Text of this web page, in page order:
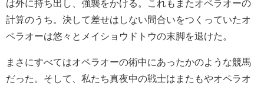
は外に持ち出し、強襲をかける。これもまたオペラオーの
計算のうち。決して差せはしない間合いをつくっていたオ
ペラオーは悠々とメイショウドトウの末脚を退けた。
まさにすべてはオペラオーの術中にあったかのような競馬
だった。そして、私たち真夜中の戦士はまたもやオペラオ